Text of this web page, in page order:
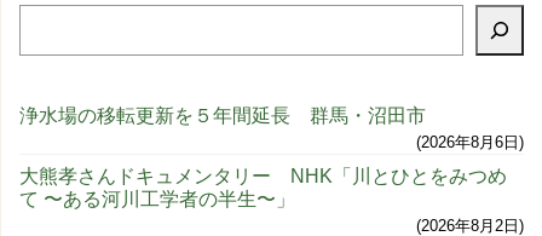
浄水場の移転更新を５年間延長 群馬・沼田市
2026年8月6日
大熊孝さんドキュメンタリー NHK「川とひとをみつめ
て 〜ある河川工学者の半生〜」
2026年8月2日